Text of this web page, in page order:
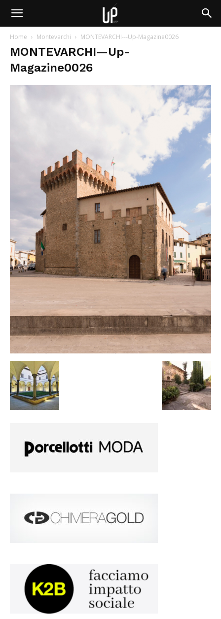
Home Montevarchi MONTEVARCHI---Up-Magazine0026
MONTEVARCHI—Up-
Magazine0026